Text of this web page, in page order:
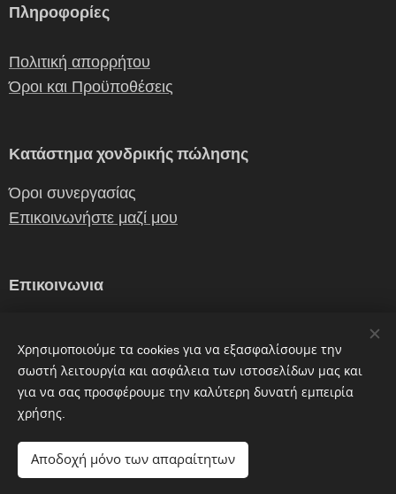
Πληροφορίες
Πολιτική απορρήτου
Όροι και Προϋποθέσεις
Κατάστημα χονδρικής πώλησης
Όροι συνεργασίας
Επικοινωνήστε μαζί μου
Επικοινωνια
erganiceramics@gmail.com
0030 2310 241362, 6972087882
Χρησιμοποιούμε τα cookies για να εξασφαλίσουμε την
σωστή λειτουργία και ασφάλεια των ιστοσελίδων μας και
για να σας προσφέρουμε την καλύτερη δυνατή εμπειρία
χρήσης.
Αποδοχή μόνο των απαραίτητων